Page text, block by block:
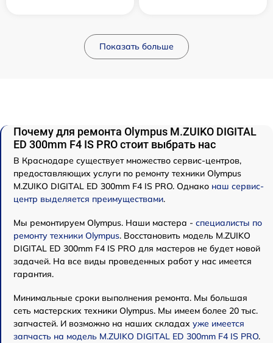
Показать больше
Почему для ремонта Olympus M.ZUIKO DIGITAL
ED 300mm F4 IS PRO стоит выбрать нас
В Краснодаре существует множество сервис-центров,
предоставляющих услуги по ремонту техники Olympus
M.ZUIKO DIGITAL ED 300mm F4 IS PRO. Однако наш сервис-
центр выделяется преимуществами.
Мы ремонтируем Olympus. Наши мастера - специалисты по
ремонту техники Olympus. Восстановить модель M.ZUIKO
DIGITAL ED 300mm F4 IS PRO для мастеров не будет новой
задачей. На все виды проведенных работ у нас имеется
гарантия.
Минимальные сроки выполнения ремонта. Мы большая
сеть мастерских техники Olympus. Мы имеем более 20 тыс.
запчастей. И возможно на наших складах уже имеется
запчасть на модель M.ZUIKO DIGITAL ED 300mm F4 IS PRO.